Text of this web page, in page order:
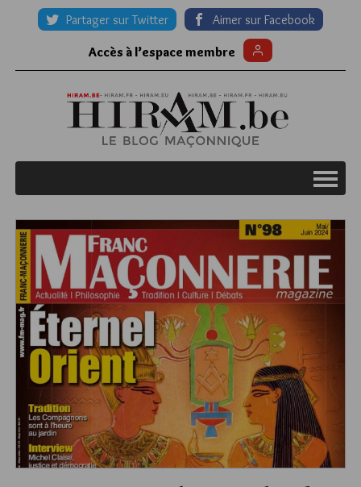
Partager sur Twitter Aimer sur Facebook
Accès à l’espace membre